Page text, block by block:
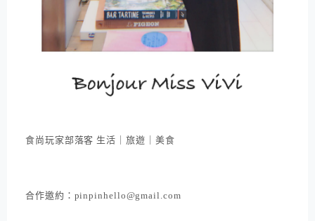
食尚玩家部落客 生活｜旅遊｜美食
合作邀約：pinpinhello@gmail.com